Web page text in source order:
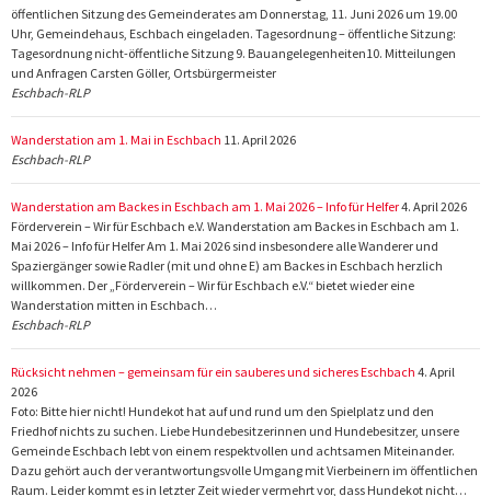
öffentlichen Sitzung des Gemeinderates am Donnerstag, 11. Juni 2026 um 19.00
Uhr, Gemeindehaus, Eschbach eingeladen. Tagesordnung – öffentliche Sitzung:
Tagesordnung nicht-öffentliche Sitzung 9. Bauangelegenheiten10. Mitteilungen
und Anfragen Carsten Göller, Ortsbürgermeister
Eschbach-RLP
Wanderstation am 1. Mai in Eschbach 11. April 2026
Eschbach-RLP
Wanderstation am Backes in Eschbach am 1. Mai 2026 – Info für Helfer4. April 2026
Förderverein – Wir für Eschbach e.V. Wanderstation am Backes in Eschbach am 1.
Mai 2026 – Info für Helfer Am 1. Mai 2026 sind insbesondere alle Wanderer und
Spaziergänger sowie Radler (mit und ohne E) am Backes in Eschbach herzlich
willkommen. Der „Förderverein – Wir für Eschbach e.V.“ bietet wieder eine
Wanderstation mitten in Eschbach…
Eschbach-RLP
Rücksicht nehmen – gemeinsam für ein sauberes und sicheres Eschbach 4. April
2026
Foto: Bitte hier nicht! Hundekot hat auf und rund um den Spielplatz und den
Friedhof nichts zu suchen. Liebe Hundebesitzerinnen und Hundebesitzer, unsere
Gemeinde Eschbach lebt von einem respektvollen und achtsamen Miteinander.
Dazu gehört auch der verantwortungsvolle Umgang mit Vierbeinern im öffentlichen
Raum. Leider kommt es in letzter Zeit wieder vermehrt vor, dass Hundekot nicht…